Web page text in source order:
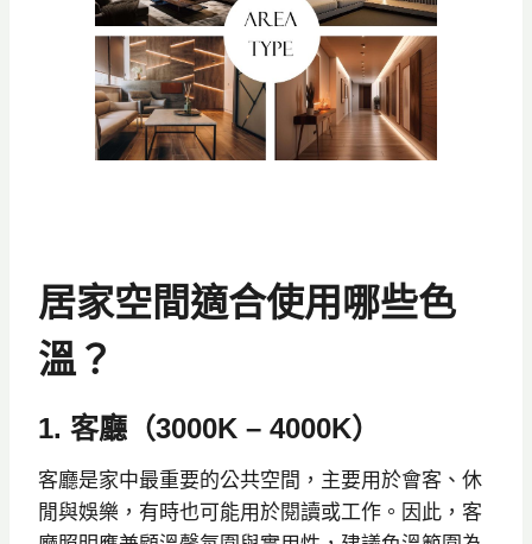
居家空間適合使用哪些色
溫？
1. 客廳（3000K – 4000K）
客廳是家中最重要的公共空間，主要用於會客、休
閒與娛樂，有時也可能用於閱讀或工作。因此，客